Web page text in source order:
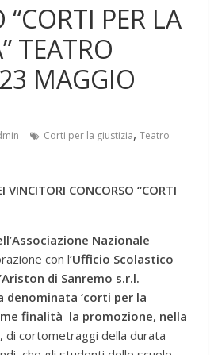
PER LA
TEATRO
MAGGIO
Corti per la giustizia,Teatro
VINCITORI CONCORSO “CORTI
Nazionale
con l’Ufficio Scolastico
di Sanremo s.r.l.
denominata ‘corti per la
finalità la promozione, nella
di cortometraggi della durata